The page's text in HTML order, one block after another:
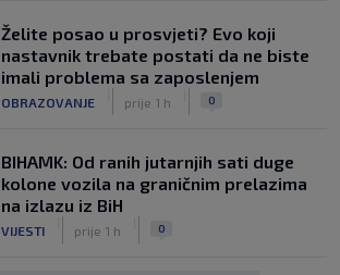
Želite posao u prosvjeti? Evo koji
nastavnik trebate postati da ne biste
imali problema sa zaposlenjem
OBRAZOVANJE prije 1 h 0
BIHAMK: Od ranih jutarnjih sati duge
kolone vozila na graničnim prelazima
na izlazu iz BiH
VIJESTI prije 1 h 0